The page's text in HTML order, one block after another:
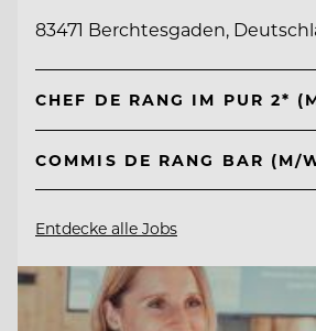
83471 Berchtesgaden,
CHEF DE RANG IM PUR 2*
COMMIS DE RANG BAR (M/
Entdecke alle Jobs